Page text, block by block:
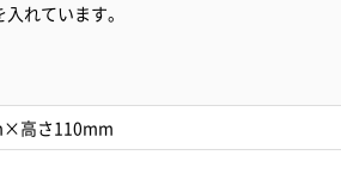
れています。
高さ110mm